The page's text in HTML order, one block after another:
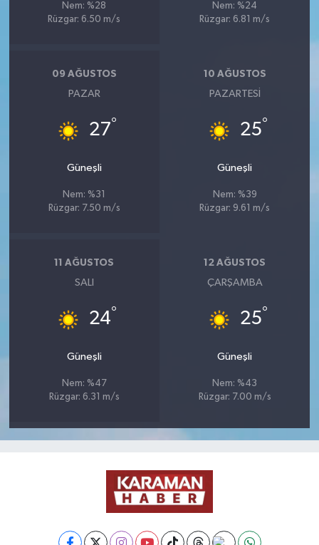
Nem: %28
Rüzgar: 6.50 m/s
Nem: %24
Rüzgar: 6.81 m/s
09 AĞUSTOS
PAZAR
27°
Güneşli
Nem: %31
Rüzgar: 7.50 m/s
10 AĞUSTOS
PAZARTESI
25°
Güneşli
Nem: %39
Rüzgar: 9.61 m/s
11 AĞUSTOS
SALI
24°
Güneşli
Nem: %47
Rüzgar: 6.31 m/s
12 AĞUSTOS
ÇARŞAMBA
25°
Güneşli
Nem: %43
Rüzgar: 7.00 m/s